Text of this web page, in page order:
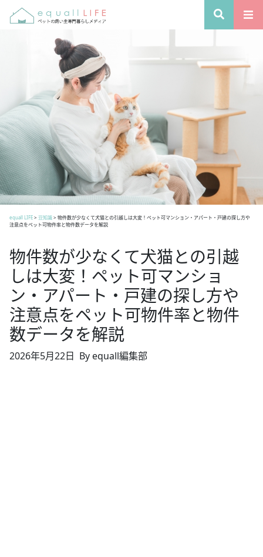
equall LIFE> 豆知識> 物件数が少なくて犬猫との引越しは大変！ペット可マンション・アパート・戸建の探し方や
注意点をペット可物件率と物件数データを解説
物件数が少なくて犬猫との引越
しは大変！ペット可マンショ
ン・アパート・戸建の探し方や
注意点をペット可物件率と物件
数データを解説
2026年5月22日 By equall編集部